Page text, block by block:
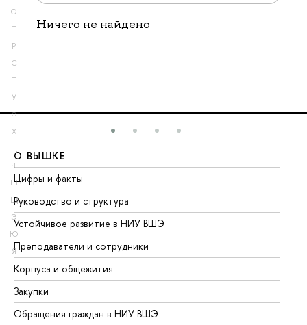
О
П
Р
С
Т
У
Ф
Х
Ц
Ч
Ш
Щ
Э
Ю
Я
Ничего не найдено
О ВЫШКЕ
Цифры и факты
Руководство и структура
Устойчивое развитие в НИУ ВШЭ
Преподаватели и сотрудники
Корпуса и общежития
Закупки
Обращения граждан в НИУ ВШЭ